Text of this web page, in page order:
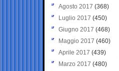
Agosto 2017 (368)
Luglio 2017 (450)
Giugno 2017 (468)
Maggio 2017 (460)
Aprile 2017 (439)
Marzo 2017 (480)